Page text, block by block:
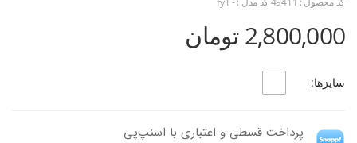
2,800,000 تومان
سایزها:
پرداخت قسطی و اعتباری با اسنپ‌پی